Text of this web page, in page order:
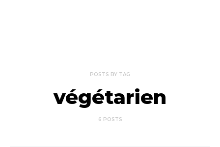
POSTS BY TAG
végétarien
6 POSTS